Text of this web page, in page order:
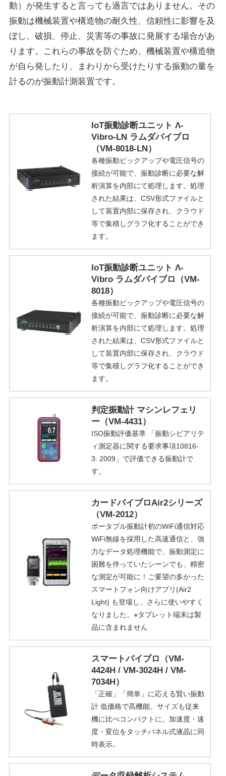
動）が発生すると言っても過言ではありません。その
振動は機械装置や構造物の耐久性、信頼性に影響を及
ぼし、破損、停止、災害等の事故に発展する場合があ
ります。これらの事故を防ぐため、機械装置や構造物
が自ら発したり、まわりから受けたりする振動の量を
計るのが振動計測装置です。
IoT振動診断ユニット Λ-
Vibro-LN ラムダバイブロ
（VM-8018-LN）
各種振動ピックアップや電圧信号の
接続が可能で、振動診断に必要な解
析演算を内部にて処理します。処理
された結果は、CSV形式ファイルと
して装置内部に保存され、クラウド
等で集積しグラフ化することができ
ます。
IoT振動診断ユニット Λ-
Vibro ラムダバイブロ（VM-
8018）
各種振動ピックアップや電圧信号の
接続が可能で、振動診断に必要な解
析演算を内部にて処理します。処理
された結果は、CSV形式ファイルと
して装置内部に保存され、クラウド
等で集積しグラフ化することができ
ます。
判定振動計 マシンレフェリ
ー（VM-4431）
ISO振動評価基準 「振動シビアリテ
ィ測定器に関する要求事項10816-
3: 2009」で評価できる振動計で
す。
カードバイブロAir2シリーズ
（VM-2012）
ポータブル振動計初のWiFi通信対応
WiFi無線を採用した高速通信と、強
力なデータ処理機能で、振動測定に
困難を伴っていたシーンでも、精密
な測定が可能に！ご要望の多かった
スマートフォン向けアプリ(Air2
Light) も登場し、さらに使いやすく
なりました。※タブレット端末は製
品に含まれません
スマートバイブロ（VM-
4424H / VM-3024H / VM-
7034H）
「正確」「簡単」に応える賢い振動
計 低価格で高機能。サイズも従来
機に比べコンパクトに。加速度・速
度・変位をタッチパネル式液晶に同
時表示。